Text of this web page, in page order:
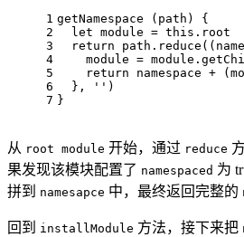
1
2
3
4
5
6
7
getNamespace (path) {
let module = this . root
return path. reduce ( (
module = module .
return namespace + (
  },
'' )
}
从 root module 开始，通过 reduce
果发现该模块配置了 namespaced 为
拼到 namesapce 中，最终返回完整的
回到 installModule 方法，接下来把